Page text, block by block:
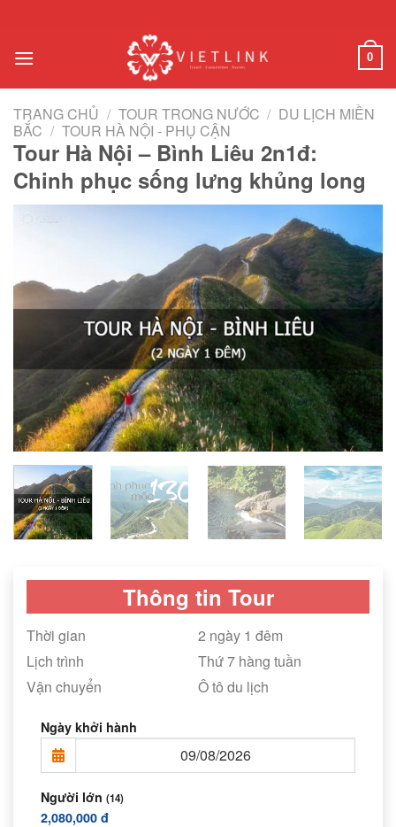
nội
0
TRANG CHỦ / TOUR TRONG NƯỚC / DU LỊCH MIỀN
BẮC / TOUR HÀ NỘI - PHỤ CẬN
Tour Hà Nội – Bình Liêu 2n1đ:
Chinh phục sống lưng khủng long
Thông tin Tour
Thời gian
2 ngày 1 đêm
Lịch trình
Thứ 7 hàng tuần
Vận chuyển
Ô tô du lịch
Ngày khởi hành
Người lớn (14)
2,080,000 đ